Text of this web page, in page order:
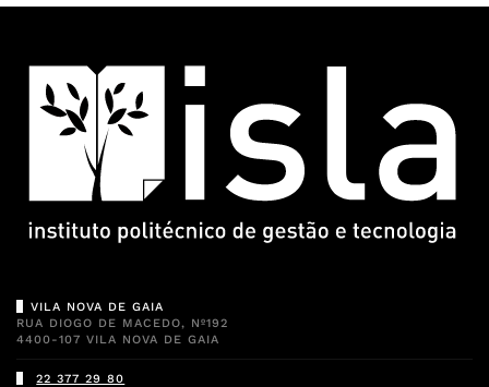
VILA NOVA DE GAIA
RUA DIOGO DE MACEDO, Nº192
4400-107 VILA NOVA DE GAIA
22 377 29 80